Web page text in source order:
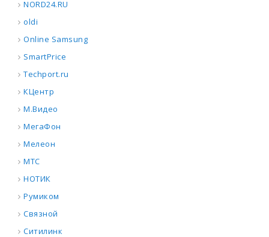
NORD24.RU
oldi
Online Samsung
SmartPrice
Techport.ru
КЦентр
М.Видео
МегаФон
Мелеон
МТС
НОТИК
Румиком
Связной
Ситилинк